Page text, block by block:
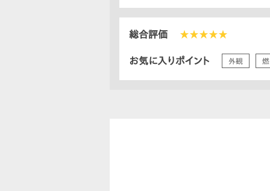
総合評価 ★★★★★
お気に入りポイント 外観